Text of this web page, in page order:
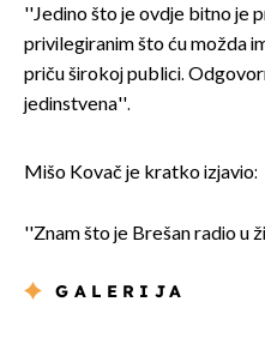
''Jedino što je ovdje bitno je
privilegiranim što ću možda
priču širokoj publici.
jedinstvena''.
Mišo Kovač je kratko izjavio:
''Znam što je Brešan radio u
GALERIJA